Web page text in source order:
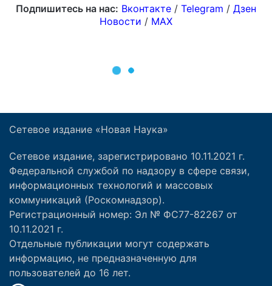
Сетевое издание «Новая Наука»
Сетевое издание, зарегистрировано 10.11.2021 г.
Федеральной службой по надзору в сфере связи,
информационных технологий и массовых
коммуникаций (Роскомнадзор).
Регистрационный номер: Эл № ФС77-82267 от
10.11.2021 г.
Отдельные публикации могут содержать
информацию, не предназначенную для
пользователей до 16 лет.